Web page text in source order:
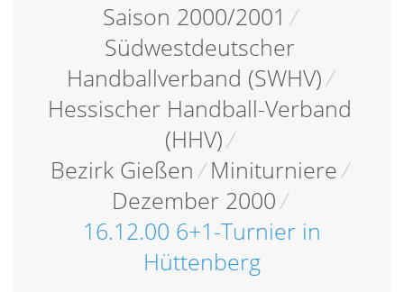
Saison 2000/2001 /
Südwestdeutscher
Handballverband (SWHV)/
Hessischer Handball-Verband
(HHV)/
Bezirk Gießen / Miniturniere/
Dezember 2000/
16.12.00 6+1-Turnier in
Hüttenberg